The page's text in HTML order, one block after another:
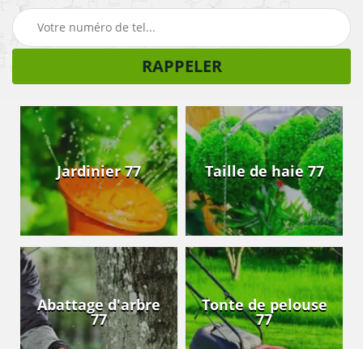
Jardinier 77 Taille de haie 77
Abattage d'arbre
77
Tonte de pelouse
77